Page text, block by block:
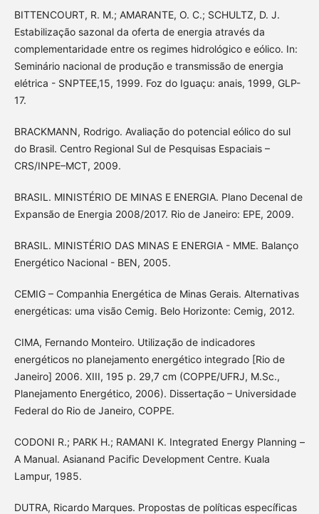
BITTENCOURT, R. M.; AMARANTE, O. C.; SCHULTZ, D. J.
Estabilização sazonal da oferta de energia através da
complementaridade entre os regimes hidrológico e eólico. In:
Seminário nacional de produção e transmissão de energia
elétrica - SNPTEE,15, 1999. Foz do Iguaçu: anais, 1999, GLP-
17.
BRACKMANN, Rodrigo. Avaliação do potencial eólico do sul
do Brasil. Centro Regional Sul de Pesquisas Espaciais –
CRS/INPE–MCT, 2009.
BRASIL. MINISTÉRIO DE MINAS E ENERGIA. Plano Decenal de
Expansão de Energia 2008/2017. Rio de Janeiro: EPE, 2009.
BRASIL. MINISTÉRIO DAS MINAS E ENERGIA - MME. Balanço
Energético Nacional - BEN, 2005.
CEMIG – Companhia Energética de Minas Gerais. Alternativas
energéticas: uma visão Cemig. Belo Horizonte: Cemig, 2012.
CIMA, Fernando Monteiro. Utilização de indicadores
energéticos no planejamento energético integrado [Rio de
Janeiro] 2006. XIII, 195 p. 29,7 cm (COPPE/UFRJ, M.Sc.,
Planejamento Energético, 2006). Dissertação – Universidade
Federal do Rio de Janeiro, COPPE.
CODONI R.; PARK H.; RAMANI K. Integrated Energy Planning –
A Manual. Asianand Pacific Development Centre. Kuala
Lampur, 1985.
DUTRA, Ricardo Marques. Propostas de políticas específicas